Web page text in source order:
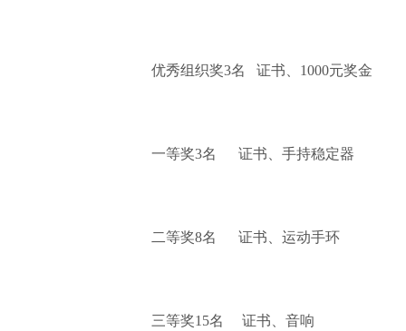
优秀组织奖3名 证书、1000元奖金
一等奖3名 证书、手持稳定器
二等奖8名 证书、运动手环
三等奖15名 证书、音响